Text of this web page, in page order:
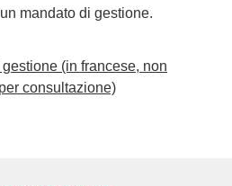
mandato di gestione.
(in francese, non
consultazione)